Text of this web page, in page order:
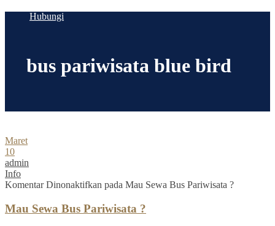
Hubungi
bus pariwisata blue bird
Maret
10
admin
Info
Komentar Dinonaktifkan pada Mau Sewa Bus Pariwisata ?
Mau Sewa Bus Pariwisata ?